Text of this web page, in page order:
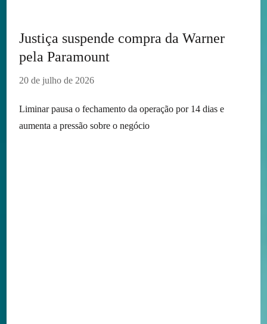
Justiça suspende compra da Warner
pela Paramount
20 de julho de 2026
Liminar pausa o fechamento da operação por 14 dias e
aumenta a pressão sobre o negócio